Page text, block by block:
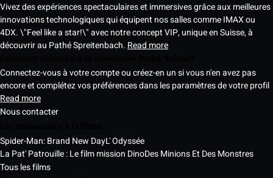
Vivez des expériences spectaculaires et immersives grâce aux meilleures
innovations technologiques qui équipent nos salles comme IMAX ou
4DX. \"Feel like a star!\" avec notre concept VIP, unique en Suisse, à
découvrir au Pathé Spreitenbach. Read more
Connectez-vous à votre compte ou créez-en un si vous n'en avez pas
encore et complétez vos préférences dans les paramètres de votre profil
Read more
Nous contacter
Spider-Man: Brand New DayL' Odyssée
La Pat' Patrouille : Le film mission DinoDes Minions Et Des Monstres
Tous les films